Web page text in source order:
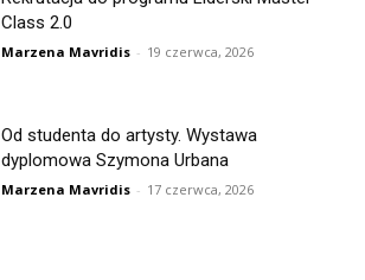
Class 2.0
Marzena Mavridis - 19 czerwca, 2026
Od studenta do artysty. Wystawa
dyplomowa Szymona Urbana
Marzena Mavridis - 17 czerwca, 2026